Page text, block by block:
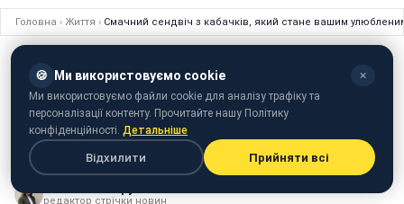
Головна › Життя › Смачний сендвіч з кабачків, який стане вашим
Смачний сендвіч з кабачків, який стане
вашим улюбленим: готується дуже
легко
редактор стрічки новин
🍪 Ми використовуємо cookie ✕
Ми використовуємо файли cookie для аналізу трафіку та
персоналізації контенту. Прочитайте нашу Політику
конфіденційності. Детальніше
Відхилити Прийняти всі